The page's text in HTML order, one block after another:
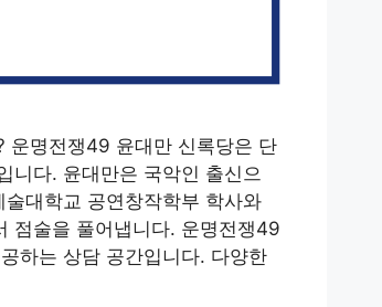
운명전쟁49 윤대만 신록당은 단
니다. 윤대만은 국악인 출신으
대학교 공연창작학부 학사와
점술을 풀어냅니다. 운명전쟁49
하는 상담 공간입니다. 다양한